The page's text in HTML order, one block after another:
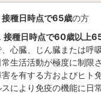
接種日時点で65歳の方
接種日時点で60歳以上
、心臓、じん臓または呼
常生活活動が極度に制限
害を有する方およびヒト
スにより免疫の機能に日